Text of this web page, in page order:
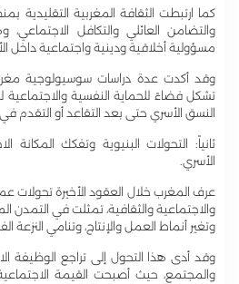
كما ارتبطت الثقافة المغربية التقليدية
والتضامن العائلي والتكافل
مسؤولية أخلاقية ودينية واجتماعية داخل
وقد أكدت عدة دراسات سوسيولوجية
تشكل فضاءً للحماية النفسية
النسق الأسري حتى بعد التقاعد أو التقدم في
ثانياً: التحولات البنيوية وتفكك
الأسري.
عرف المغرب خلال العقود الأخيرة تحولات
والاجتماعية والثقافية، تمثلت في التمدن
وتغير أنماط العمل والإنتاج، وتنامي النزعة
وقد أدى هذا التحول إلى تراجع الوظيفة
والمجتمع، حيث أصبحت القيمة